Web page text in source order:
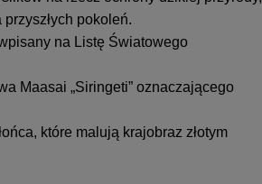
pokoleń.
na Listę Światowego
Maasai „Siringeti” oznaczającego
które malują krajobraz złotym